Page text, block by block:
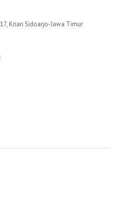
Krian Sidoarjo-Jawa Timur